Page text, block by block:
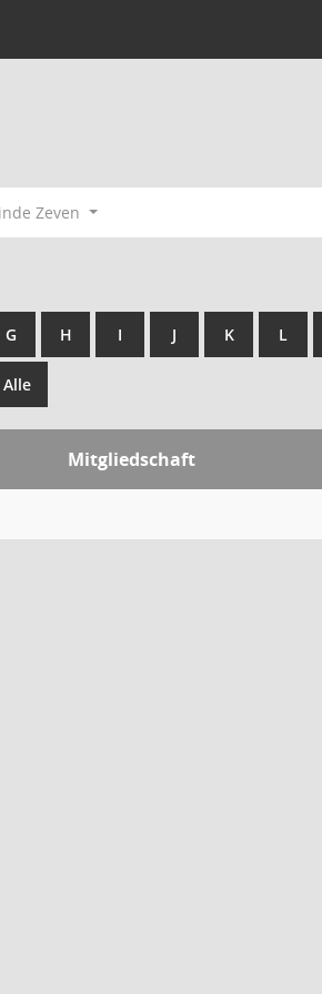
Zeven
G H I J K L
Alle
Mitgliedschaft